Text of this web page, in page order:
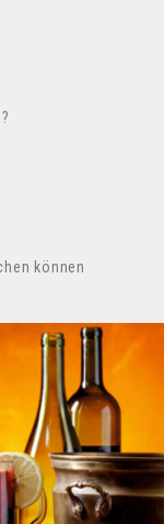
können